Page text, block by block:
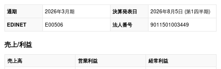
通期 2026年3月期 決算発表日
2026年8月5日 (第1四半期)
EDINET
E00506 法人番号 9011501003449
売上/利益
売上高 営業利益
経常利益